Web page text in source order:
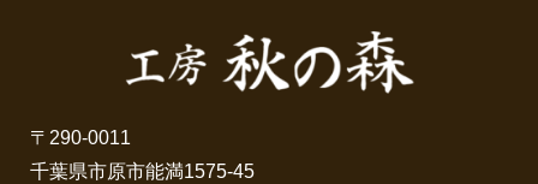
〒290-0011
千葉県市原市能満1575-45